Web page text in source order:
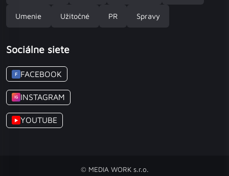
Umenie Užitočné PR Spravy
Sociálne siete
F FACEBOOK
IG INSTAGRAM
▶ YOUTUBE
© MEDIA WORK s.r.o.